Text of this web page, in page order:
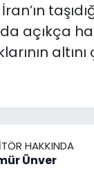
açıkça
altını
HAKKINDA
Ünver